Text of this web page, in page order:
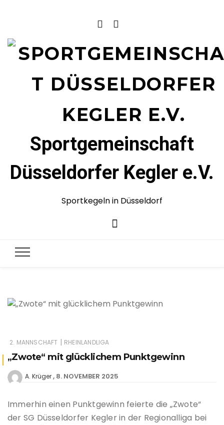
Sportgemeinschaft
Düsseldorfer Kegler e.V.
Sportkegeln in Düsseldorf
2. MANNSCHAFT | RHEINLANDLIGA
„Zwote“ mit glücklichem Punktgewinn
A. Krüger 8. NOVEMBER 2025
Immerhin einen Punktgewinn feierte die „Zwote“
der SG Düsseldorfer Kegler in der Regionalliga bei